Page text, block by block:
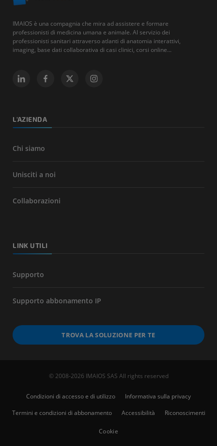
IMAIOS è una compagnia che mira ad assistere e formare
professionisti di medicina umana e animale. Al servizio dei
professionisti sanitari attraverso atlanti di anatomia interattivi,
imaging, base dati collaborativa di casi clinici, corsi online...
L'AZIENDA
Chi siamo
Unisciti a noi
Collaborazioni
LINK UTILI
Supporto
Supporto abbonamento IP
TROVA LA SOLUZIONE PER TE
© 2008-2026 IMAIOS SAS All rights reserved
Condizioni di accesso e di utilizzo
Informativa sulla privacy
Termini e condizioni di abbonamento
Accessibilità Riconoscimenti
Cookie